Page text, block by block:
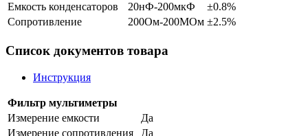
Емкость конденсаторов
20нФ-200мкФ
±0.8%
Сопротивление
200Ом-200МОм ±2.5%
Список документов товара
Инструкция
Фильтр мультиметры
Измерение емкости
Да
Измерение сопротивления
Да